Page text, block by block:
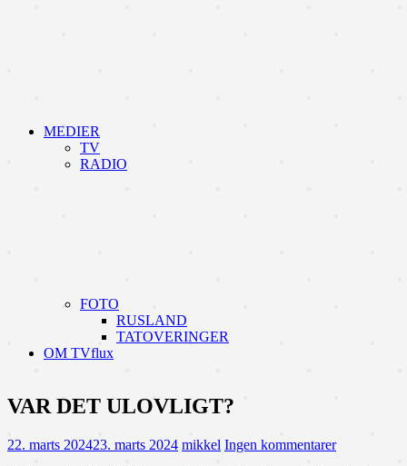
MEDIER
TV
RADIO
FOTO
RUSLAND
TATOVERINGER
OM TVflux
VAR DET ULOVLIGT?
22. marts 202423. marts 2024 mikkel Ingen kommentarer